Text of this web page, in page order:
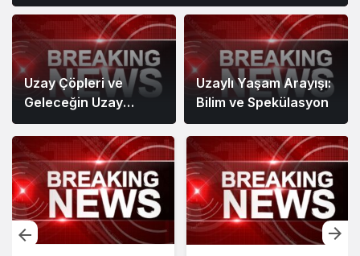
Uzay Çöpleri ve
Geleceğin Uzay
Temizliği
Uzaylı Yaşam Arayışı:
Bilim ve Spekülasyon